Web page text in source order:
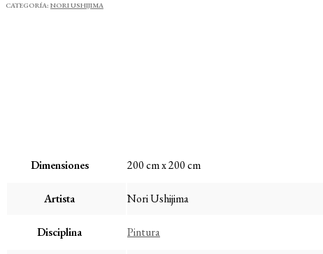
CATEGORÍA: NORI USHIJIMA
Dimensiones 200 cm x 200 cm
Artista Nori Ushijima
Disciplina Pintura